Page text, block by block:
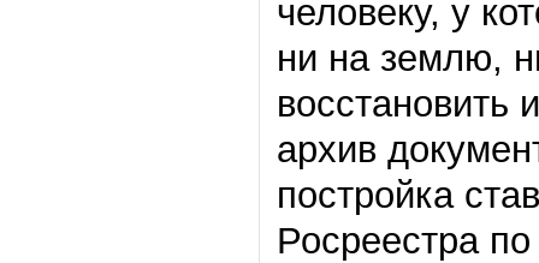
человеку, у
ни на землю,
восстановить
архив
постройка
Росреестра